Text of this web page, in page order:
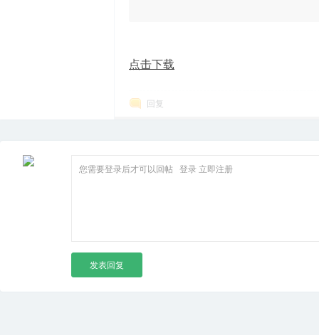
点击下载
回复
您需要登录后才可以回帖 登录 立即注册
发表回复